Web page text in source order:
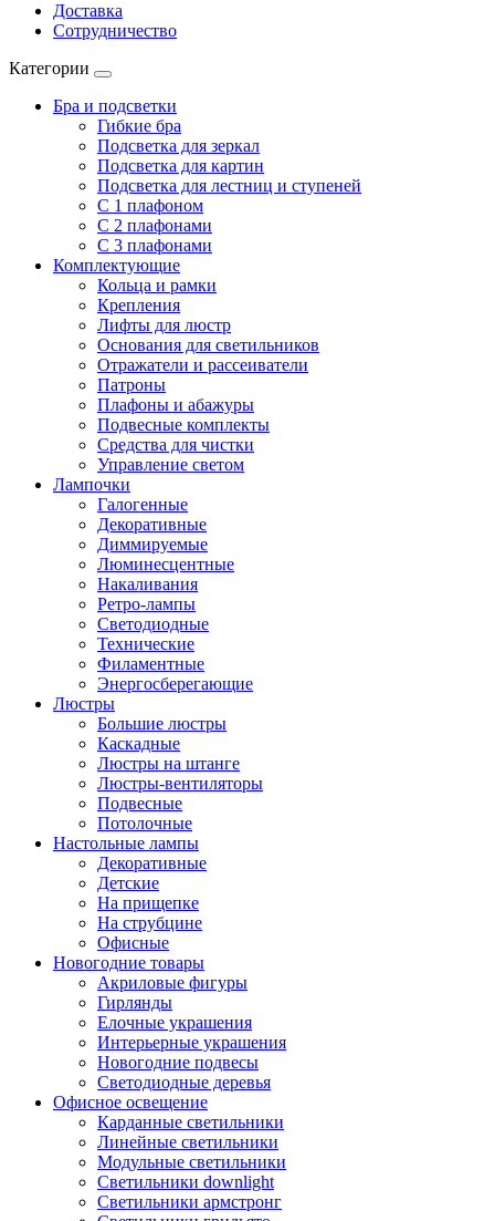
Доставка
Сотрудничество
Категории
Бра и подсветки
Гибкие бра
Подсветка для зеркал
Подсветка для картин
Подсветка для лестниц и ступеней
С 1 плафоном
С 2 плафонами
С 3 плафонами
Комплектующие
Кольца и рамки
Крепления
Лифты для люстр
Основания для светильников
Отражатели и рассеиватели
Патроны
Плафоны и абажуры
Подвесные комплекты
Средства для чистки
Управление светом
Лампочки
Галогенные
Декоративные
Диммируемые
Люминесцентные
Накаливания
Ретро-лампы
Светодиодные
Технические
Филаментные
Энергосберегающие
Люстры
Большие люстры
Каскадные
Люстры на штанге
Люстры-вентиляторы
Подвесные
Потолочные
Настольные лампы
Декоративные
Детские
На прищепке
На струбцине
Офисные
Новогодние товары
Акриловые фигуры
Гирлянды
Елочные украшения
Интерьерные украшения
Новогодние подвесы
Светодиодные деревья
Офисное освещение
Карданные светильники
Линейные светильники
Модульные светильники
Светильники downlight
Светильники армстронг